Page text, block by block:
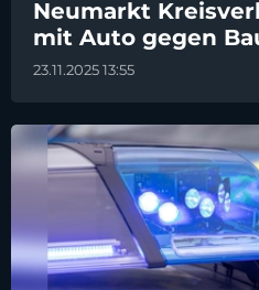
Neumarkt
mit Auto gegen
23.11.2025 13:55